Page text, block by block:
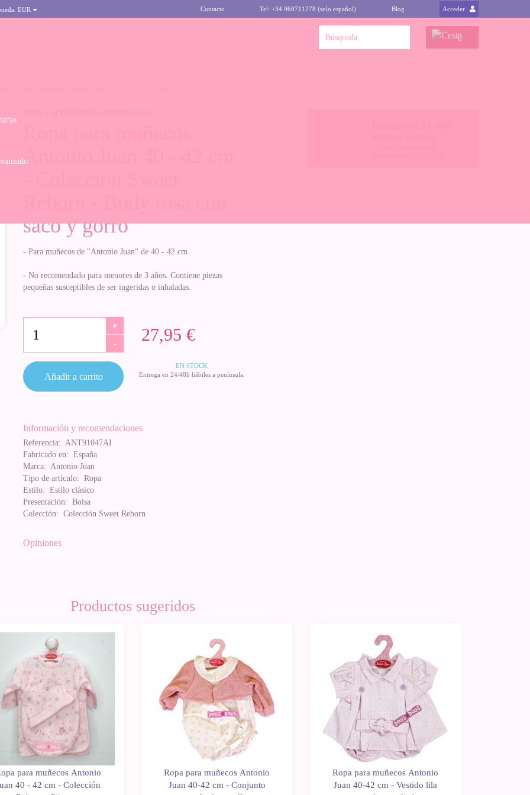
EUR Contacto Tel: +34 960711278 (solo español) Blog Acceder
0
Antonio Juan 40 - 42 cm
saco y gorro
- Para muñecos de "Antonio Juan" de 40 - 42 cm
- No recomendado para menores de 3 años. Contiene piezas
pequeñas susceptibles de ser ingeridas o inhaladas.
27,95 €
+
-
EN STOCK
Entrega en 24/48h hábiles a península.
Añadir a carrito
Información y recomendaciones
Referencia: ANT91047AI
Fabricado en: España
Marca: Antonio Juan
Tipo de artículo: Ropa
Estilo: Estilo clásico
Presentación: Bolsa
Colección: Colección Sweet Reborn
Opiniones
Productos sugeridos
para muñecos Antonio
40 - 42 cm - Colección
Ropa para muñecos Antonio
Juan 40-42 cm - Conjunto
Ropa para muñecos Antonio
Juan 40-42 cm - Vestido lila